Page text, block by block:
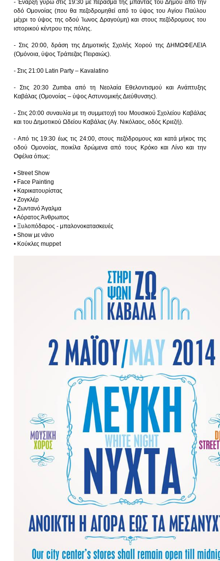
- Έναρξη γύρω στις 19:30 με πέρασμα της μπάντας του Δήμου από την
οδό Ομονοίας (που θα πεζοδρομηθεί από το ύψος του Αγίου Παύλου
μέχρι το ύψος της οδού Ίωνος Δραγούμη) και στους πεζόδρομους του
ιστορικού κέντρου της πόλης.
- Στις 20:00, δράση της Δημοτικής Σχολής Χορού της ΔΗΜΩΦΕΛΕΙΑ
(Ομόνοια, ύψος Τράπεζας Πειραιώς).
- Στις 21:00 Latin Party – Kavalatino
- Στις 20:30 Zumba από τη Νεολαία Εθελοντισμού και Ανάπτυξης
Καβάλας (Ομονοίας – ύψος Αστυνομικής Διεύθυνσης).
- Στις 20:00 συναυλία με τη συμμετοχή του Μουσικού Σχολείου Καβάλας
και του Δημοτικού Ωδείου Καβάλας (Αγ. Νικόλαος, οδός Κριεζή).
- Από τις 19:30 έως τις 24:00, στους πεζόδρομους και κατά μήκος της
οδού Ομονοίας, ποικίλα δρώμενα από τους Κρόκο και Λίνο και την
Οφέλια όπως:
• Street Show
• Face Painting
• Καρικατουρίστας
• Ζογκλέρ
• Ζωντανό Άγαλμα
• Αόρατος Άνθρωπος
• Ξυλοπόδαρος - μπαλονοκατασκευές
• Show με νάνο
• Κούκλες muppet